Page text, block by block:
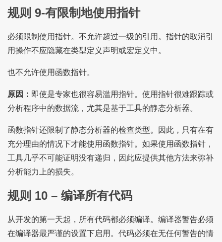
规则 9-有限制地使用指针
必须限制使用指针。不允许超过一级的引用。指针的取消引
用操作不应隐藏在类型定义声明或宏定义中。
也不允许使用函数指针。
原因： 即使是专家也很容易滥用指针。使用指针很难跟踪或
分析程序中的数据流，尤其是基于工具的静态分析器。
函数指针还限制了静态分析器的检查类型。因此，只有在有
充分理由的情况下才能使用函数指针。如果使用函数指针，
工具几乎不可能证明没有递归，因此应提供其他方法来弥补
分析能力上的损失。
规则 10 – 编译所有代码
从开发的第一天起，所有代码都必须编译。编译器警告必须
在编译器最严谨的设置下启用。代码必须在无任何警告的情